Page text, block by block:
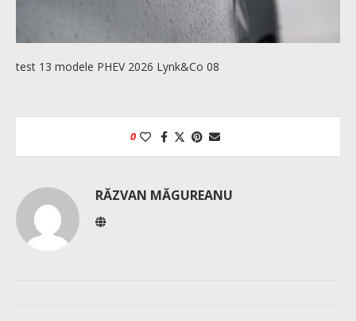
test 13 modele PHEV 2026 Lynk&Co 08
0
RĂZVAN MĂGUREANU